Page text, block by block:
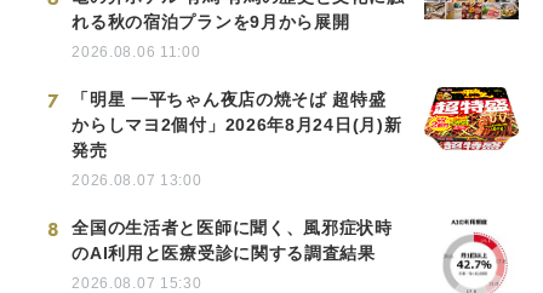
れる秋の宿泊プランを9月から展開
2026.08.06 11:00
7
「明星 一平ちゃん夜店の焼そば 超特盛
からしマヨ2個付」2026年8月24日(月)新
発売
2026.08.07 13:00
8
全国の生活者と医師に聞く、風邪症状時
のAI利用と医療受診に関する調査結果
2026.08.07 15:30